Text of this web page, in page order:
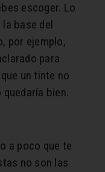
escoger. Lo
base del
por ejemplo,
para
un tinte no
bien.
a poco que te
no son las